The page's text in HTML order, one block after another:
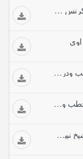
البقرة و اذكروا الله في أيام معدودات دموه دكرنس حمدي تلاوات خاشعة
حقوق الأخوة في الله الشيخ نبيل العوضي خطب ودروس
شاب نشأ في عبادة الله الشيخ نبيل العوضي خطب ودروس
صبر النبي صلى الله عليه وسلم في دعوته الشيخ نبيل العوضي خطب ودروس